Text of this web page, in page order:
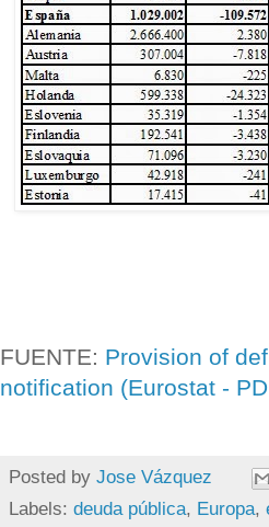
FUENTE: Provision of
notification (Eurostat -
Posted by Jose Vázquez
Labels: deuda pública, Europa,